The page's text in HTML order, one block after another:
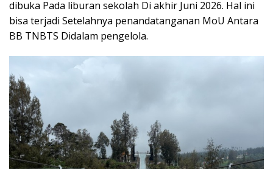
dibuka Pada liburan sekolah Di akhir Juni 2026. Hal ini
bisa terjadi Setelahnya penandatanganan MoU Antara
BB TNBTS Didalam pengelola.